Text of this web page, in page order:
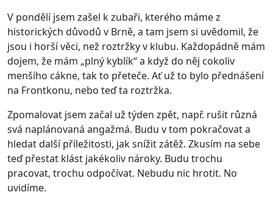
V pondělí jsem zašel k zubaři, kterého máme z
historických důvodů v Brně, a tam jsem si uvědomil, že
jsou i horší věci, než roztržky v klubu. Každopádně mám
dojem, že mám „plný kyblík“ a když do něj cokoliv
menšího cákne, tak to přeteče. Ať už to bylo přednášení
na Frontkonu, nebo teď ta roztržka.
Zpomalovat jsem začal už týden zpět, např. rušit různá
svá naplánovaná angažmá. Budu v tom pokračovat a
hledat další příležitosti, jak snížit zátěž. Zkusím na sebe
teď přestat klást jakékoliv nároky. Budu trochu
pracovat, trochu odpočívat. Nebudu nic hrotit. No
uvidíme.